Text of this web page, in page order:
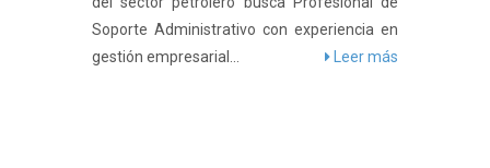
Soporte Administrativo con experiencia en
gestión empresarial...
Leer más